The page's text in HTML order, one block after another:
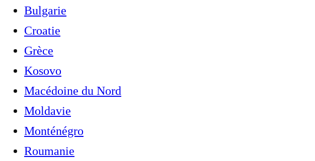
Bulgarie
Croatie
Grèce
Kosovo
Macédoine du Nord
Moldavie
Monténégro
Roumanie